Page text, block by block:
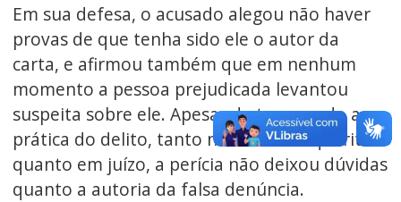
Em sua defesa, o acusado alegou não haver
provas de que tenha sido ele o autor da
carta, e afirmou também que em nenhum
momento a pessoa prejudicada levantou
suspeita sobre ele. Apesar de ter negado a
prática do delito, tanto na fase de inquérito
quanto em juízo, a perícia não deixou dúvidas
quanto a autoria da falsa denúncia.